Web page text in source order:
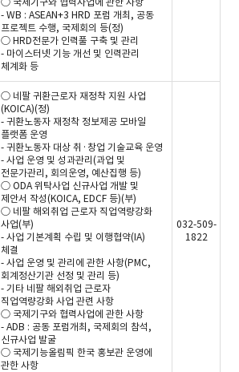
- WB : ASEAN+3 HRD 포럼 개최, 공동
프로젝트 수행, 국제회의 등(정)
○ HRD전문가 인력풀 구축 및 관리
- 마이스터넷 기능 개선 및 인력관리
체계화 등
○ 네팔 귀환근로자 재정착 지원 사업
(KOICA)(정)
- 귀환노동자 재정착 정보제공 모바일
플랫폼 운영
- 귀환노동자 대상 취·창업 기술교육 운영
- 사업 운영 및 성과관리(과업 및
전문가관리, 회의운영, 예산집행 등)
○ ODA 위탁사업 신규사업 개발 및
제안서 작성(KOICA, EDCF 등)(부)
○ 네팔 해외취업 근로자 직업역량강화
사업(부)
- 사업 기본계획 수립 및 이행협약(IA)
체결
- 사업 운영 및 관리에 관한 사항(PMC,
회계정산기관 선정 및 관리 등)
- 기타 네팔 해외취업 근로자
직업역량강화 사업 관련 사항
○ 국제기구와 협력사업에 관한 사항
- ADB : 공동 포럼개최, 국제회의 참석,
신규사업 발굴
○ 국제기능올림픽 한국 홍보관 운영에
관한 사항
032-509-
1822